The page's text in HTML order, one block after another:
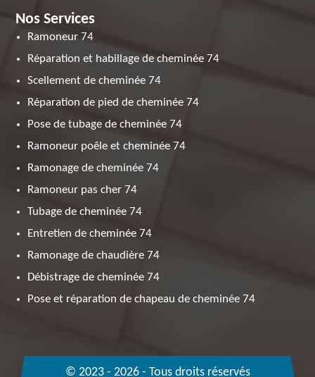
Nos Services
Ramoneur 74
Réparation et habillage de cheminée 74
Scellement de cheminée 74
Réparation de pied de cheminée 74
Pose de tubage de cheminée 74
Ramoneur poêle et cheminée 74
Ramonage de cheminée 74
Ramoneur pas cher 74
Tubage de cheminée 74
Entretien de cheminée 74
Ramonage de chaudière 74
Débistrage de cheminée 74
Pose et réparation de chapeau de cheminée 74
© 2023 - 2026 - Tous droits réservés